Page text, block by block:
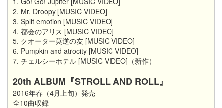
2. Mr. Droopy [MUSIC VIDEO]
3. Split emotion [MUSIC VIDEO]
4. 都会のアリス [MUSIC VIDEO]
5. クオーター莫逆の友 [MUSIC VIDEO]
6. Pumpkin and atrocity [MUSIC VIDEO]
7. チェルシーホテル [MUSIC VIDEO]（新作）
20th ALBUM 『STROLL AND ROLL』
2016年春（4月上旬）発売
全10曲収録